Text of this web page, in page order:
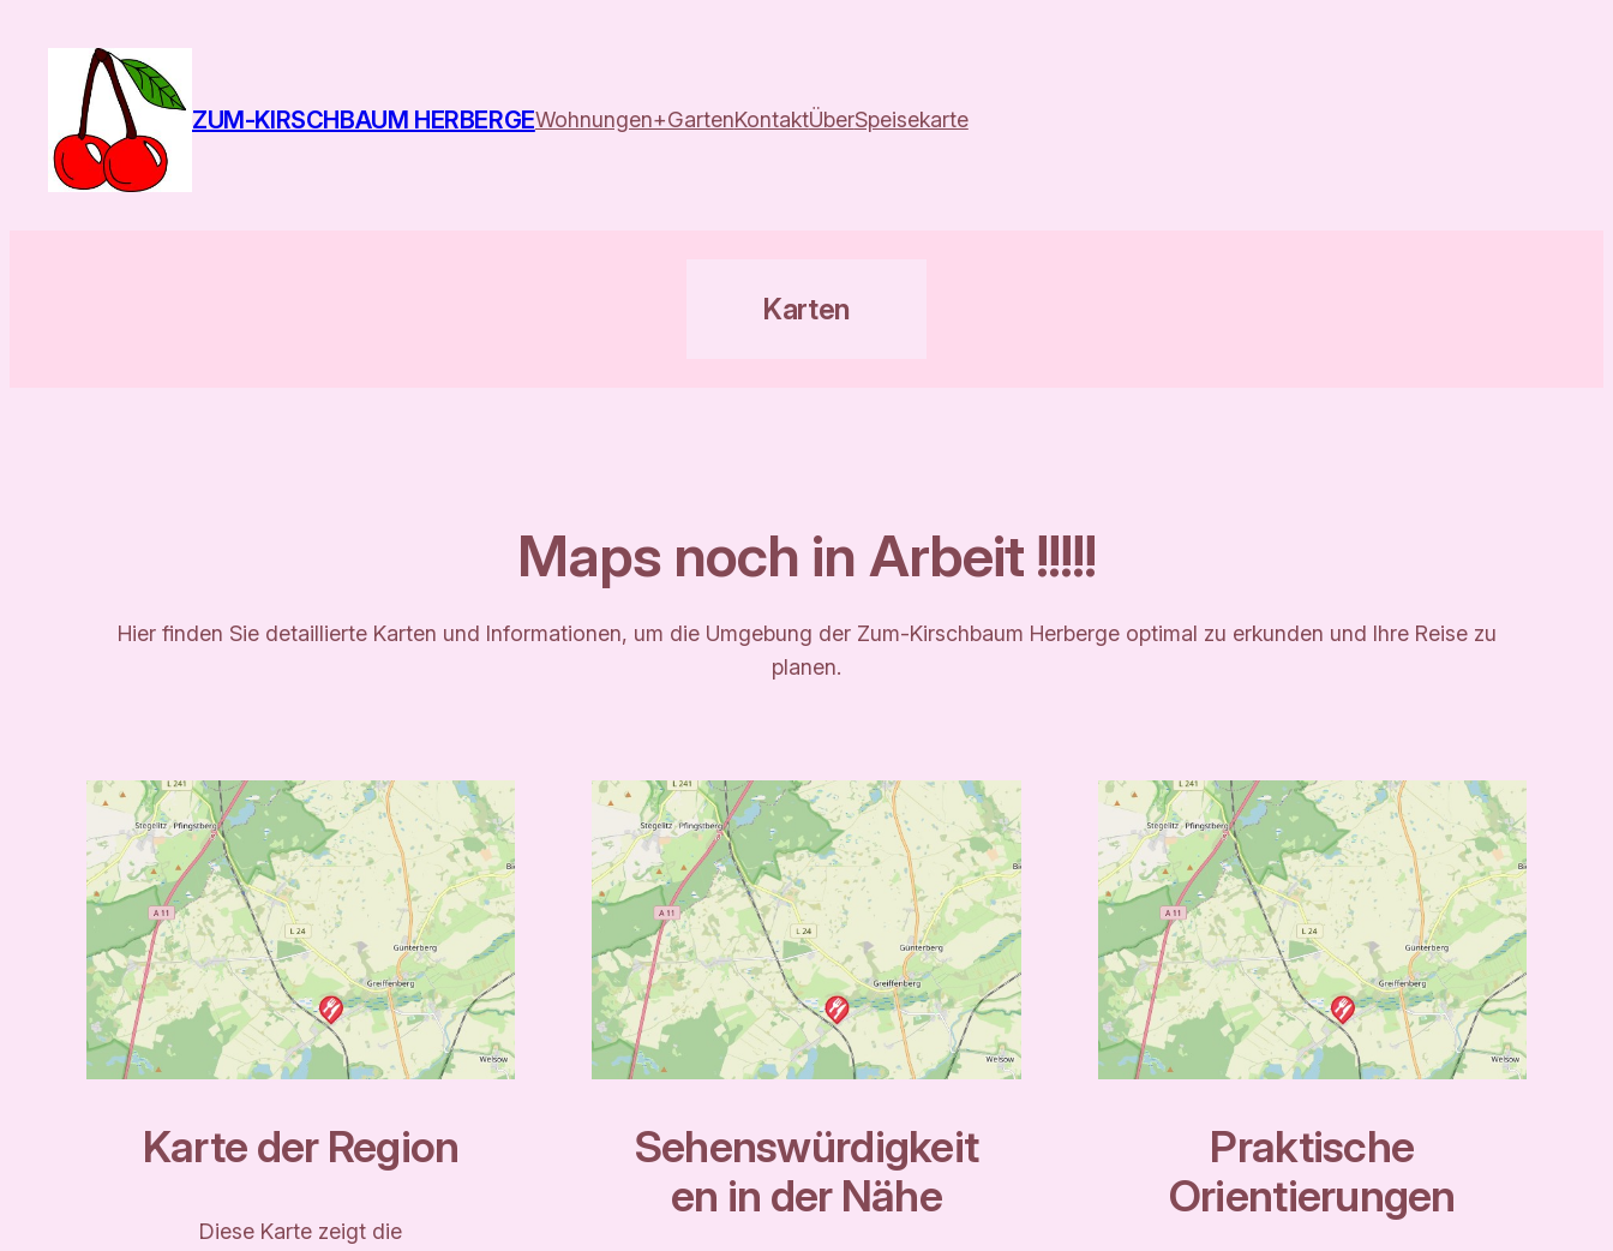
springen
ZUM-KIRSCHBAUM HERBERGEWohnungen+GartenKontaktÜberSpeisekarte
Karten
Maps noch in Arbeit !!!!!
Hier finden Sie detaillierte Karten und Informationen, um die Umgebung der Zum-Kirschbaum Herberge optimal zu erkunden und Ihre Reise zu
planen.
Karte der Region
Diese Karte zeigt die
Sehenswürdigkeit
en in der Nähe
Praktische
Orientierungen